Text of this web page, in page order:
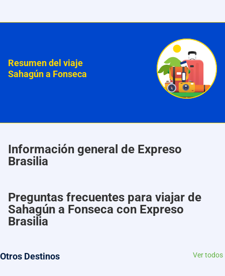
Resumen del viaje
Sahagún a Fonseca
Información general de Expreso
Brasilia
Preguntas frecuentes para viajar de
Sahagún a Fonseca con Expreso
Brasilia
Otros Destinos Ver todos